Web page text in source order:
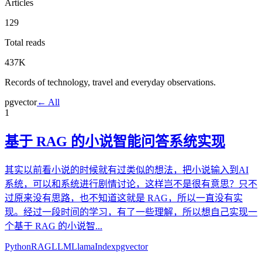
Articles
129
Total reads
437K
Records of technology, travel and everyday observations.
pgvector← All
1
基于 RAG 的小说智能问答系统实现
其实以前看小说的时候就有过类似的想法，把小说输入到AI
系统，可以和系统进行剧情讨论，这样岂不是很有意思？只不
过原来没有思路，也不知道这就是 RAG，所以一直没有实
现。经过一段时间的学习，有了一些理解，所以想自己实现一
个基于 RAG 的小说智...
PythonRAGLLMLlamaIndexpgvector